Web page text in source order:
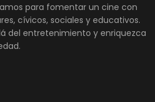
para fomentar un cine con
cívicos, sociales y educativos.
del entretenimiento y enriquezca